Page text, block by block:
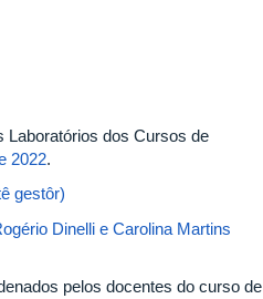
Laboratórios dos Cursos de
2022.
gestôr)
Dinelli e Carolina Martins
pelos docentes do curso de